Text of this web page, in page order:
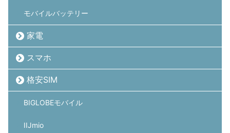
モバイルバッテリー
家電
スマホ
格安SIM
BIGLOBEモバイル
IIJmio